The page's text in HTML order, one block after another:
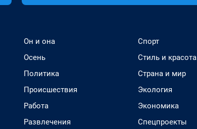
Он и она
Осень
Политика
Происшествия
Работа
Развлечения
Спорт
Стиль и красота
Страна и мир
Экология
Экономика
Спецпроекты